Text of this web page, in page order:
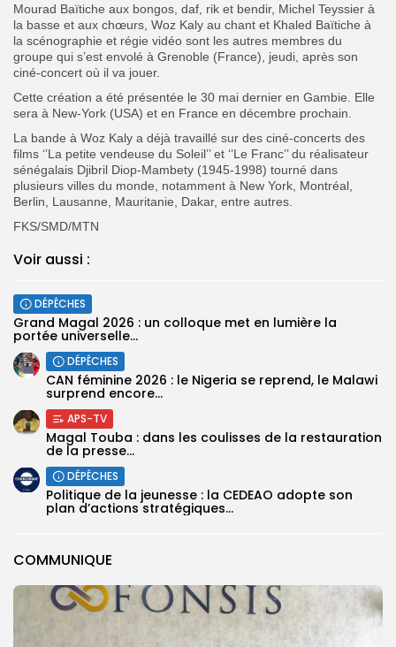
COMMUNIQUE
Mourad Baïtiche aux bongos, daf, rik et bendir, Michel Teyssier à
la basse et aux chœurs, Woz Kaly au chant et Khaled Baïtiche à
la scénographie et régie vidéo sont les autres membres du
groupe qui s’est envolé à Grenoble (France), jeudi, après son
ciné-concert où il va jouer.
Cette création a été présentée le 30 mai dernier en Gambie. Elle
sera à New-York (USA) et en France en décembre prochain.
La bande à Woz Kaly a déjà travaillé sur des ciné-concerts des
films ‘’La petite vendeuse du Soleil’’ et ‘’Le Franc’’ du réalisateur
sénégalais Djibril Diop-Mambety (1945-1998) tourné dans
plusieurs villes du monde, notamment à New York, Montréal,
Berlin, Lausanne, Mauritanie, Dakar, entre autres.
FKS/SMD/MTN
Voir aussi :
DÉPÊCHES
Grand Magal 2026 : un colloque met en lumière la
portée universelle...
DÉPÊCHES
‎CAN féminine 2026 : le Nigeria se reprend, le Malawi
surprend encore...
APS-TV
Magal Touba : dans les coulisses de la restauration
de la presse...
DÉPÊCHES
Politique de la jeunesse : la CEDEAO adopte son
plan d’actions stratégiques...